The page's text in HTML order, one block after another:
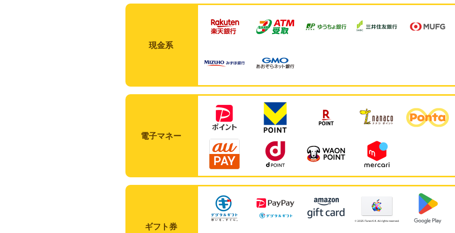
現金系
電子マネー
ギフト券